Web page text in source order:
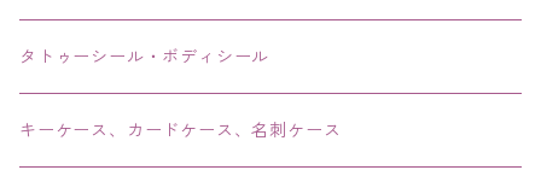
リング・指輪
ブレス・バングル・ブレスレット・腕輪
タトゥーシール・ボディシール
キーケース、カードケース、名刺ケース